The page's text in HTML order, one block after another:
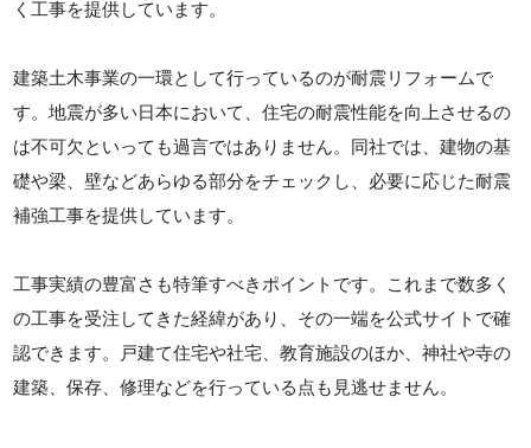
く工事を提供しています。
建築土木事業の一環として行っているのが耐震リフォームで
す。地震が多い日本において、住宅の耐震性能を向上させるの
は不可欠といっても過言ではありません。同社では、建物の基
礎や梁、壁などあらゆる部分をチェックし、必要に応じた耐震
補強工事を提供しています。
工事実績の豊富さも特筆すべきポイントです。これまで数多く
の工事を受注してきた経緯があり、その一端を公式サイトで確
認できます。戸建て住宅や社宅、教育施設のほか、神社や寺の
建築、保存、修理などを行っている点も見逃せません。